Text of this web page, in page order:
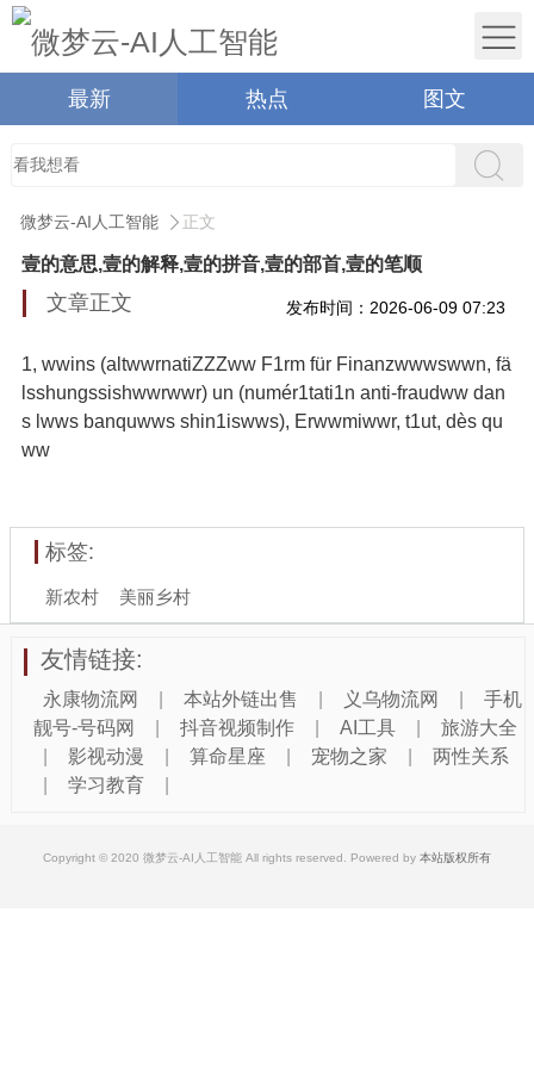
最新 热点 图文
微梦云-AI人工智能 正文
壹的意思,壹的解释,壹的拼音,壹的部首,壹的笔顺
文章正文 发布时间：2026-06-09 07:23
1, wwins (altwwrnatiZZZww F1rm für Finanzwwwswwn, fä
lsshungssishwwrwwr)​un (numér1tati1n anti-fraudww dan
s lwws banquwws shin1iswws)​, Erwwmiwwr, t1ut, dès qu
ww
标签:
新农村 美丽乡村
友情链接:
永康物流网 本站外链出售 义乌物流网
手机
靓号-号码网
抖音视频制作 AI工具
旅游大全
影视动漫 算命星座 宠物之家
两性关系
学习教育
Copyright © 2020 微梦云-AI人工智能 All rights reserved. Powered by 本站版权所有